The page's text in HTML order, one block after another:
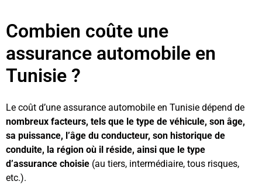
Combien coûte une
assurance automobile en
Tunisie ?
Le coût d’une assurance automobile en Tunisie dépend de
nombreux facteurs, tels que le type de véhicule, son âge,
sa puissance, l’âge du conducteur, son historique de
conduite, la région où il réside, ainsi que le type
d’assurance choisie (au tiers, intermédiaire, tous risques,
etc.).